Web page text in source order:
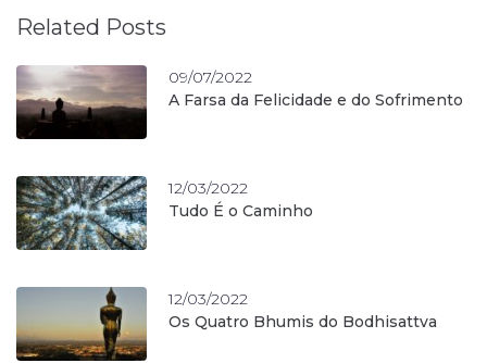
Related Posts
09/07/2022
A Farsa da Felicidade e do Sofrimento
12/03/2022
Tudo É o Caminho
12/03/2022
Os Quatro Bhumis do Bodhisattva